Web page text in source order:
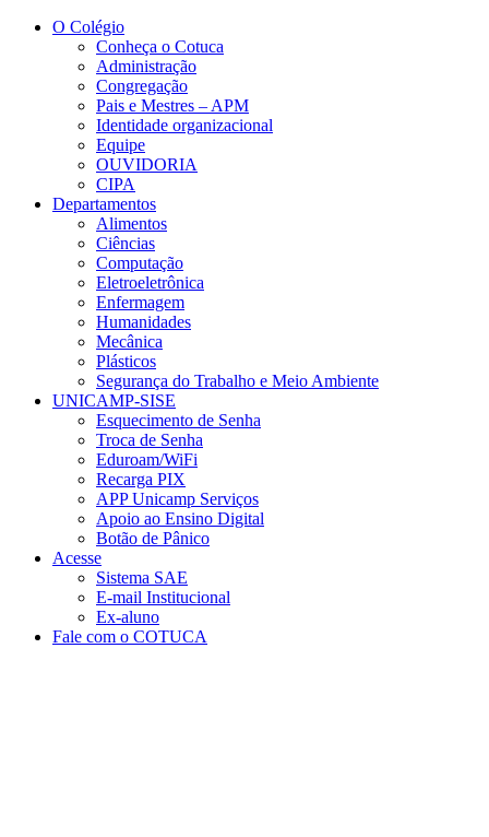
Conteúdo principal
O Colégio
Conheça o Cotuca
Administração
Congregação
Pais e Mestres – APM
Identidade organizacional
Equipe
OUVIDORIA
CIPA
Departamentos
Alimentos
Ciências
Computação
Eletroeletrônica
Enfermagem
Humanidades
Mecânica
Plásticos
Segurança do Trabalho e Meio Ambiente
UNICAMP-SISE
Esquecimento de Senha
Troca de Senha
Eduroam/WiFi
Recarga PIX
APP Unicamp Serviços
Apoio ao Ensino Digital
Botão de Pânico
Acesse
Sistema SAE
E-mail Institucional
Ex-aluno
Fale com o COTUCA